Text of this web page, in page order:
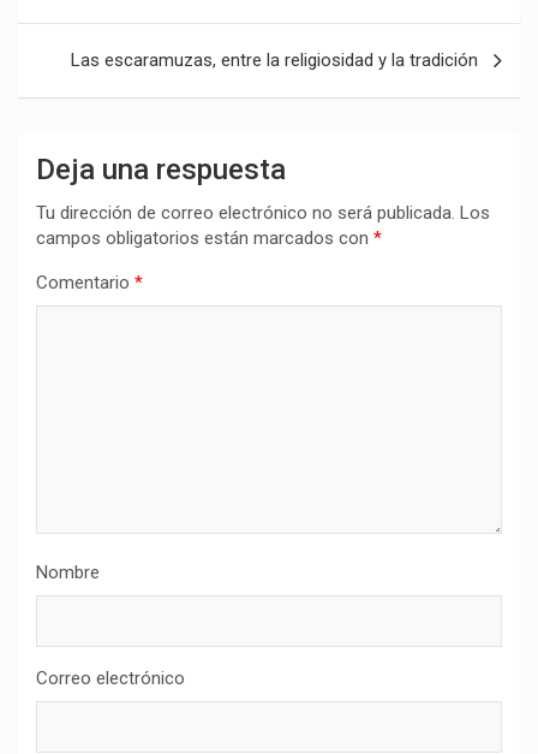
entradas
Las escaramuzas, entre la religiosidad y la tradición
Deja una respuesta
Tu dirección de correo electrónico no será publicada. Los
campos obligatorios están marcados con *
Comentario *
Nombre
Correo electrónico